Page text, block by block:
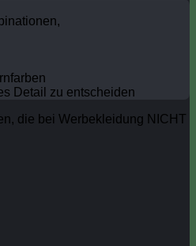
Detail zu entscheiden
die bei Werbekleidung NICHT